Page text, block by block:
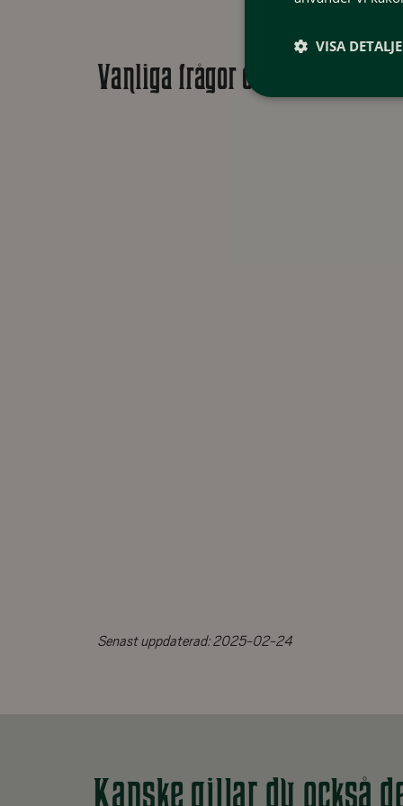
Vanliga frågor och svar
Senast uppdaterad:2025-02-24
Kanske gillar du också
VISA